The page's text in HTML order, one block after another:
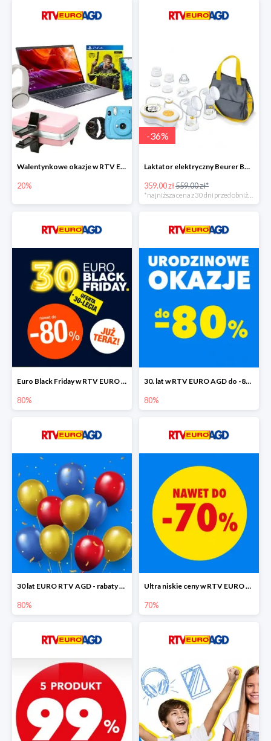
Walentynkowe okazje w RTV EURO AGD do -20%
20%
-36%
Laktator elektryczny Beurer BY 70 -35%
359.00 zł559.00 zł*
*najniższa cena z 30 dni przed obniżką
Euro Black Friday w RTV EURO AGD do -80%
80%
30. lat w RTV EURO AGD do -80%
80%
30 lat EURO RTV AGD - rabaty do -80%
80%
Ultra niskie ceny w RTV EURO AGD do -70%
70%